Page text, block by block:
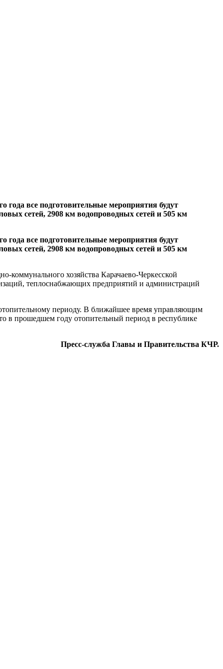
года все подготовительные мероприятия будут
сетей, 2908 км водопроводных сетей и 505 км
года все подготовительные мероприятия будут
сетей, 2908 км водопроводных сетей и 505 км
коммунального хозяйства Карачаево-Черкесской
теплоснабжающих предприятий и администраций
периоду. В ближайшее время управляющим
в прошедшем году отопительный период в республике
Пресс-служба Главы и Правительства КЧР.